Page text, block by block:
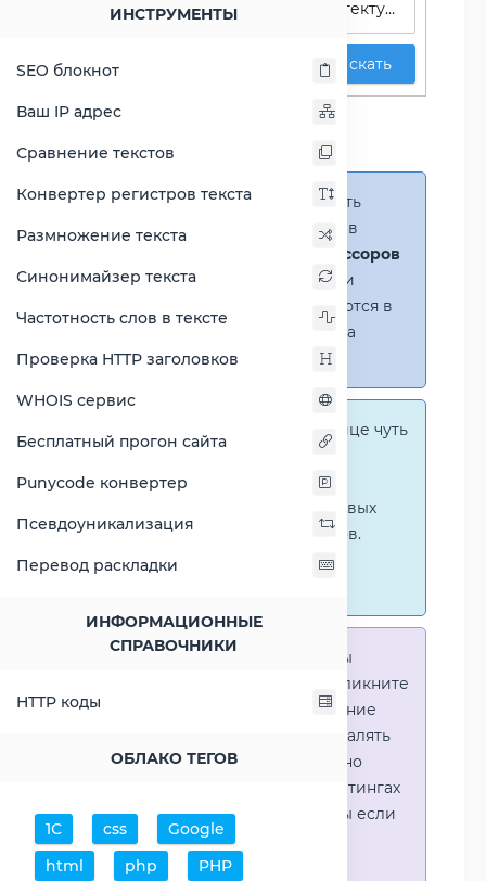
ИНСТРУМЕНТЫ
SEO блокнот
Ваш IP адрес
Сравнение текстов
Конвертер регистров текста
Размножение текста
Синонимайзер текста
Частотность слов в тексте
Проверка HTTP заголовков
WHOIS сервис
Бесплатный прогон сайта
Punycode конвертер
Псевдоуникализация
Перевод раскладки
ИНФОРМАЦИОННЫЕ
СПРАВОЧНИКИ
HTTP коды
ОБЛАКО ТЕГОВ
1С css
Google
html
php
PHP
Искать
Сравнение Atom C3338
против Atom D425
Справка:Можно добавить
несколько процессоров в
(до 14 процессоров
в таблице)
. В случае если
процессоры не помещаются в
таблицу, появится полоса
прокрутки.
На этой странице чуть
графические сравнения
количественных и числовых
параметров процессоров.
Перейти к наглядным
Справка:Для того что-бы
выделить процессор - кликните
на его название. Выделение
позволяет выборочно удалять
процессоры или наглядно
видеть результаты в рейтингах
(Во избежении путаницы если
в таблице несколько
процессоров)